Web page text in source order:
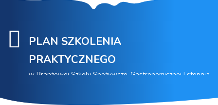
PLAN SZKOLENIA
PRAKTYCZNEGO
w Branżowej Szkoły Spożywczo-Gastronomicznej I stopnia